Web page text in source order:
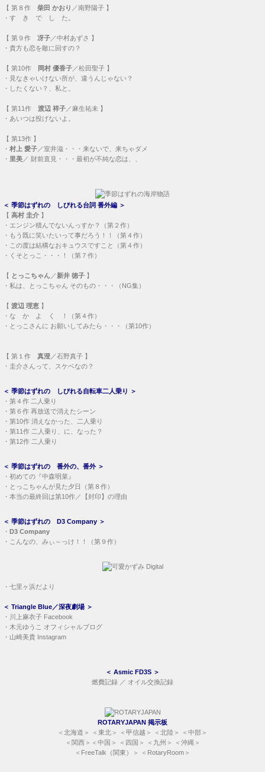
【 第８作 柴田 かおり ／南野陽子 】
・ す き で し た。
【 第９作 冴子 ／中村あずさ 】
・ 貴方も恋を敵に回すの？
【 第10作 岡村 優香子 ／松田聖子 】
・ 見なきゃいけない所が、違うんじゃない？
・ したくない？、私と。
【 第11作 渡辺 祥子 ／麻生祐未 】
・ あいつは投げないよ。
【 第13作 】
・ 村上 愛子 ／室井滋・・・ 来ないで、来ちゃダメ
・ 里美 ／ 財前直見・・・ 最初が不純な恋は、、
＜ 季節はずれの しびれる台詞 番外編 ＞
【 高村 圭介 】
・ エンジン積んでないんっすか？（第２作）
・ もう既に笑いたいって事だろう！！（第４作）
・ この度は結構なおキュウスですこと（第４作）
・ くそとっこ・・・！（第７作）
【 とっこちゃん ／新井 徳子 】
・ 私は、とっこちゃん そのもの・・・（NG集）
【 渡辺 理恵 】
・ な か よ く ！（第４作）
・ とっこさんに お願いしてみたら・・・（第10作）
【 第１作 真澄 ／石野真子 】
・ 圭介さんって、スケベなの？
＜ 季節はずれの しびれる自転車二人乗り ＞
・ 第４作 二人乗り
・ 第６作 再放送で消えたシーン
・ 第10作 消えなかった、二人乗り
・ 第11作 二人乗り、に、なった？
・ 第12作 二人乗り
＜ 季節はずれの 番外の、番外＞
・ 初めての『中森明菜』
・ とっこちゃんが見た夕日（第８作）
・ 本当の最終回は第10作／【封印】の理由
＜ 季節はずれの D3 Company ＞
・ D3 Company
・ こんなの、みぃ～っけ！！（第９作）
・ 七里ヶ浜だより
＜ Triangle Blue／深夜劇場 ＞
・
川上麻衣子 Facebook
・ 木元ゆうこ オフィシャルブログ
・ 山崎美貴 Instagram
＜ Asmic FD3S ＞
燃費記録 ／ オイル交換記録
ROTARYJAPAN 掲示板
＜ 北海道 ＞ ＜ 東北 ＞ ＜ 甲信越 ＞ ＜ 北陸 ＞ ＜ 中部 ＞
＜ 関西＞＜ 中国 ＞ ＜ 四国 ＞ ＜ 九州 ＞ ＜ 沖縄 ＞
＜ FreeTalk（関東） ＞ ＜ RotaryRoom ＞